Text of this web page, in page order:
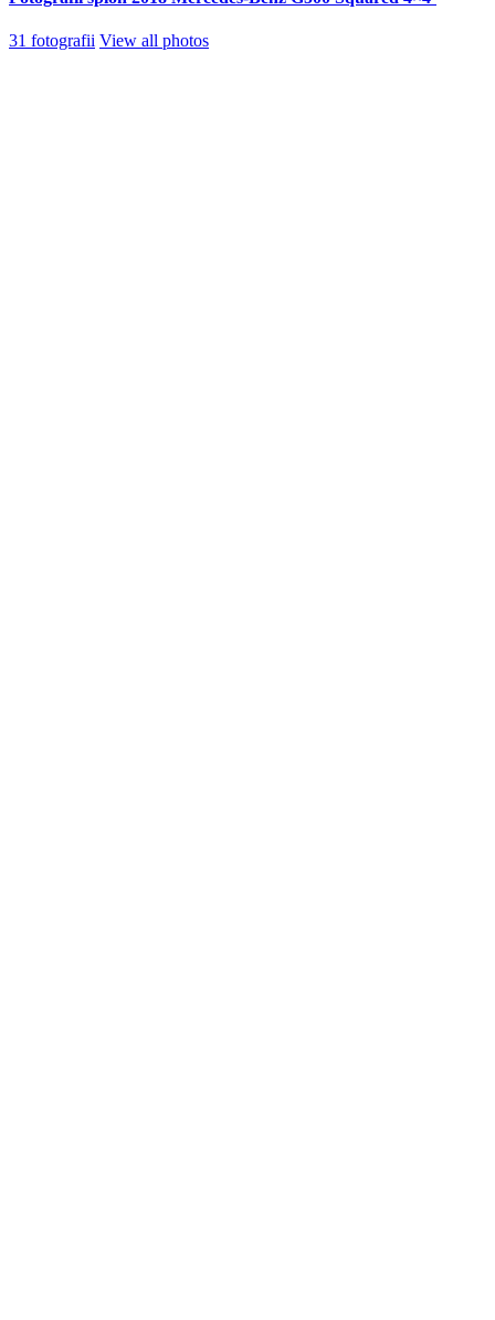
31 fotografii View all photos